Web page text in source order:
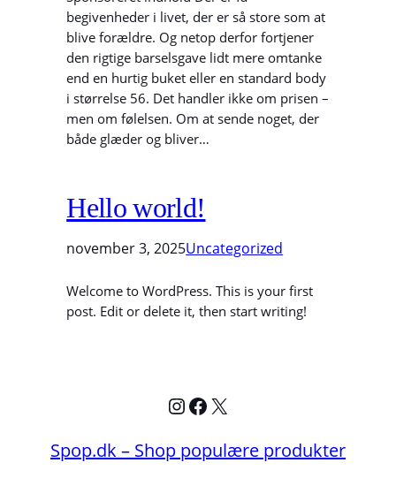
begivenheder i livet, der er så store som at
blive forældre. Og netop derfor fortjener
den rigtige barselsgave lidt mere omtanke
end en hurtig buket eller en standard body
i størrelse 56. Det handler ikke om prisen –
men om følelsen. Om at sende noget, der
både glæder og bliver…
Hello world!
november 3, 2025Uncategorized
Welcome to WordPress. This is your first
post. Edit or delete it, then start writing!
Instagram
Facebook
X
Spop.dk – Shop populære produkter